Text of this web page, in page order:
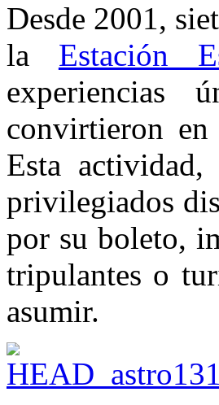
Desde 2001,
la Estación
experiencias
convirtieron
Esta actividad,
privilegiados
por su boleto,
tripulantes o
asumir.